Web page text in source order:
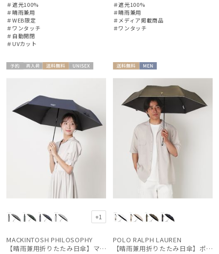
傘機能
その他
カラー
価格・割引率
＃遮光100%
＃晴雨兼用
＃WEB限定
＃ワンタッチ
＃自動開閉
＃UVカット
＃遮光100%
＃晴雨兼用
＃メディア掲載商品
＃ワンタッチ
+1
MACKINTOSH PHILOSOPHY
【晴雨兼用折りたたみ日傘】マッキントッシュ フィロソフィー (MACKINTOSH PHILOSOPHY) バーブレラ サンプロテクト（SUNPROTECT）自動開閉 遮光100
POLO RALPH LAUREN
【晴雨兼用折りたたみ日傘】ポロ ラルフ ローレン (POLO RALPH LAUREN) ポロベア 遮光100% UVメンズ日傘 自動開閉